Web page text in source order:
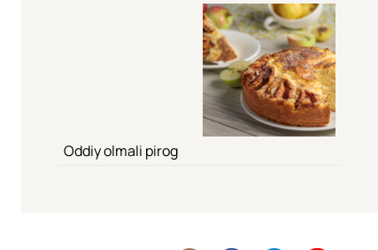
Oddiy olmali pirog